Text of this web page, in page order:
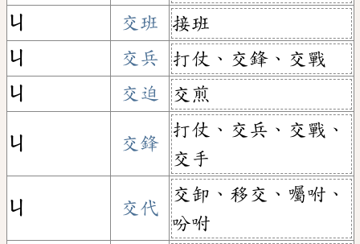
ㄐ
交班
接班
ㄐ
交兵
打仗、交鋒、交戰
ㄐ
交迫 交煎
ㄐ 交鋒
打仗、交兵、交戰、
交手
ㄐ 交代
交卸、移交、囑咐、
吩咐